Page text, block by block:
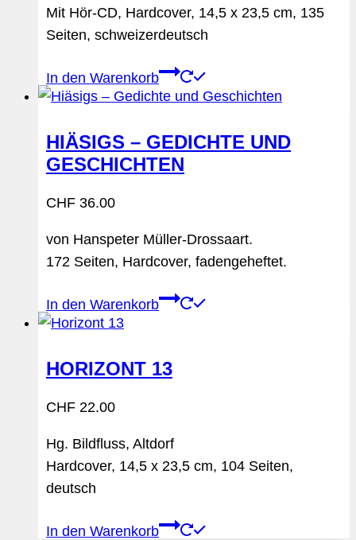
Mit Hör-CD, Hardcover, 14,5 x 23,5 cm, 135
Seiten, schweizerdeutsch
In den Warenkorb
HIÄSIGS – GEDICHTE UND
GESCHICHTEN
CHF 36.00
von Hanspeter Müller-Drossaart.
172 Seiten, Hardcover, fadengeheftet.
In den Warenkorb
HORIZONT 13
CHF 22.00
Hg. Bildfluss, Altdorf
Hardcover, 14,5 x 23,5 cm, 104 Seiten,
deutsch
In den Warenkorb